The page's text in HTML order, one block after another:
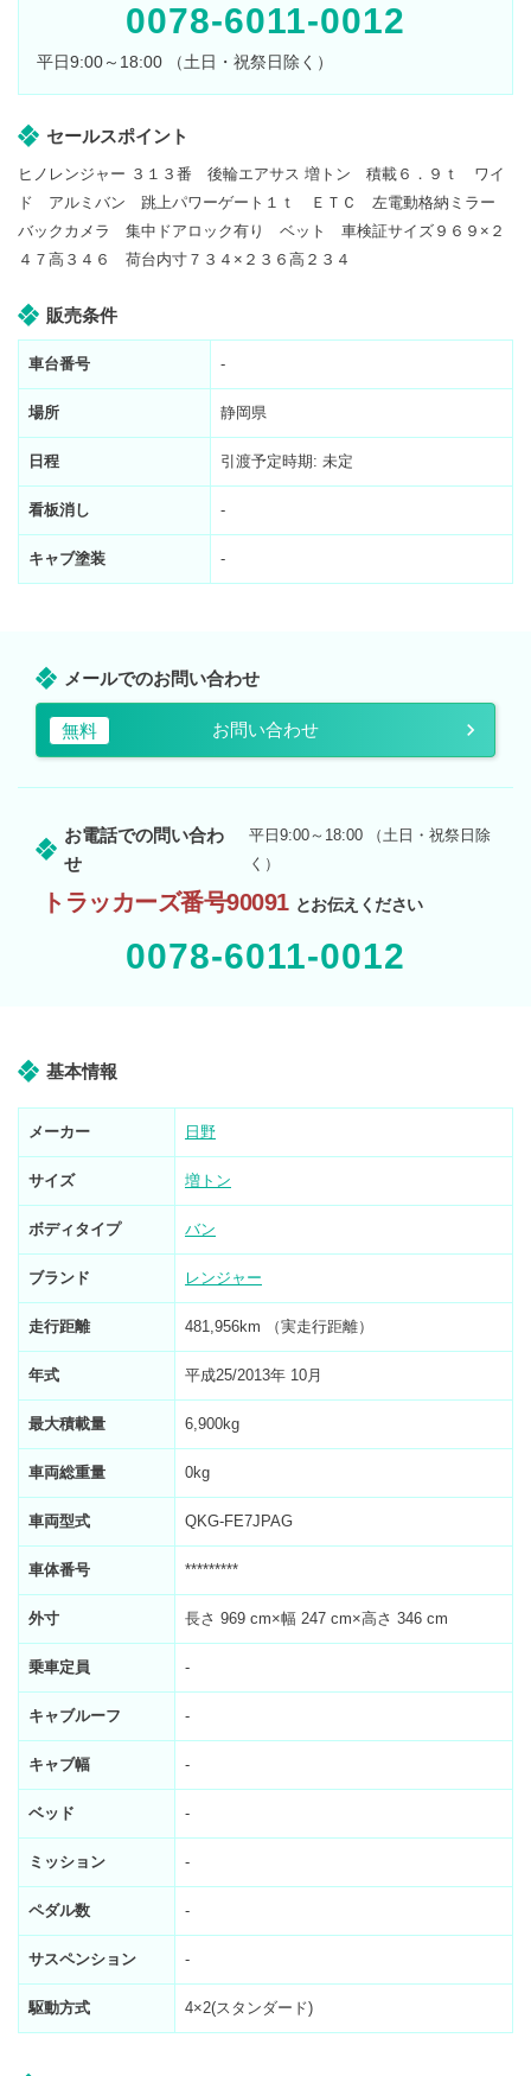
0078-6011-0012
平日9:00～18:00 （土日・祝祭日除く）
セールスポイント
ヒノレンジャー ３１３番 後輪エアサス 増トン 積載６．９ｔ ワイ
ド アルミバン 跳上パワーゲート１ｔ ＥＴＣ 左電動格納ミラー
バックカメラ 集中ドアロック有り ベット 車検証サイズ９６９×２
４７高３４６ 荷台内寸７３４×２３６高２３４
販売条件
車台番号 -
場所 静岡県
日程 引渡予定時期: 未定
看板消し -
キャブ塗装 -
メールでのお問い合わせ
無料 お問い合わせ
お電話での問い合わ
せ
平日9:00～18:00 （土日・祝祭日除
く）
トラッカーズ番号90091 とお伝えください
0078-6011-0012
基本情報
メーカー 日野
サイズ 増トン
ボディタイプ バン
ブランド レンジャー
走行距離 481,956km （実走行距離）
年式 平成25/2013年 10月
最大積載量 6,900kg
車両総重量 0kg
車両型式 QKG-FE7JPAG
車体番号 *********
外寸 長さ 969 cm×幅 247 cm×高さ 346 cm
乗車定員 -
キャブルーフ -
キャブ幅 -
ベッド -
ミッション -
ペダル数 -
サスペンション -
駆動方式 4×2(スタンダード)